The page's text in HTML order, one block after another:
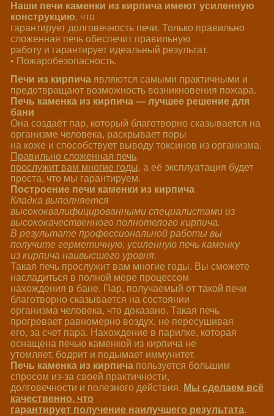
Наши печи каменки из кирпича имеют усиленную
конструкцию, что
гарантирует долговечность печи. Только правильно
сложенная печь обеспечит правильную
работу и гарантирует идеальный результат.
• Пожаробезопасность.
Печи из кирпича являются самыми практичными и
предотвращают возможность возникновения пожара.
Печь каменка из кирпича — лучшее решение для
бани
Она создаёт пар, который благотворно сказывается на
организме человека, раскрывает поры
на коже и способствует выводу токсинов из организма.
Правильно сложенная печь,
прослужит вам многие годы, а её эксплуатация будет
проста, что мы гарантируем.
Построение печи каменки из кирпича
Кладка выполняется
высококвалифицированными специалистами из
высококачественного полнотелого кирпича.
В результате профессиональной работы вы
получите герметичную, усиленную печь каменку
из кирпича наивысшего уровня.
Такая печь прослужит вам многие годы. Вы сможете
насладиться в полной мере процессом
нахождения в бане. Пар, получаемый от такой печи
благотворно сказывается на состоянии
организма человека, что доказано. Такая печь
прогревает равномерно воздух, не пересушивая
его, за счет пара. Нахождение в парилке, которая
оснащена печью каменкой из кирпича не
утомляет, бодрит и подымает иммунитет.
Печь каменка из кирпича пользуется большим
спросом из-за своей практичности,
долговечности и полезного действия. Мы сделаем всё
качественно, что
гарантирует получение наилучшего результата.